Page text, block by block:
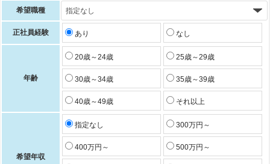
希望職種
正社員経験 あり なし
年齢
20歳～24歳 25歳～29歳
30歳～34歳 35歳～39歳
40歳～49歳 それ以上
希望年収
指定なし 300万円～
400万円～ 500万円～